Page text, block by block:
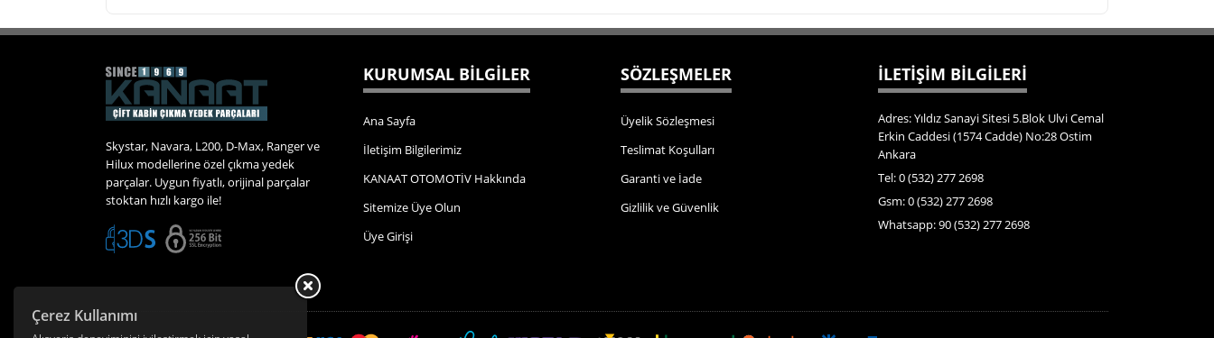
Skystar, Navara, L200, D-Max, Ranger ve
Hilux modellerine özel çıkma yedek
parçalar. Uygun fiyatlı, orijinal parçalar
stoktan hızlı kargo ile!
KURUMSAL BİLGİLER
Ana Sayfa
İletişim Bilgilerimiz
KANAAT OTOMOTİV Hakkında
Sitemize Üye Olun
Üye Girişi
SÖZLEŞMELER
Üyelik Sözleşmesi
Teslimat Koşulları
Garanti ve İade
Gizlilik ve Güvenlik
İLETİŞİM BİLGİLERİ
Adres: Yıldız Sanayi Sitesi 5.Blok Ulvi Cemal
Erkin Caddesi (1574 Cadde) No:28 Ostim
Ankara
Tel: 0 (532) 277 2698
Gsm: 0 (532) 277 2698
Whatsapp: 90 (532) 277 2698
Çerez Kullanımı